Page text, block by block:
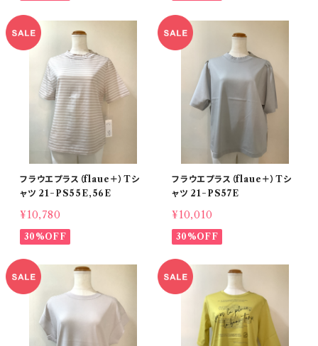
フラウエプラス（flaue＋）Tシ
ャツ 21−PS55E,56E
¥10,780
30%OFF
フラウエプラス（flaue＋）Tシ
ャツ 21−PS57E
¥10,010
30%OFF